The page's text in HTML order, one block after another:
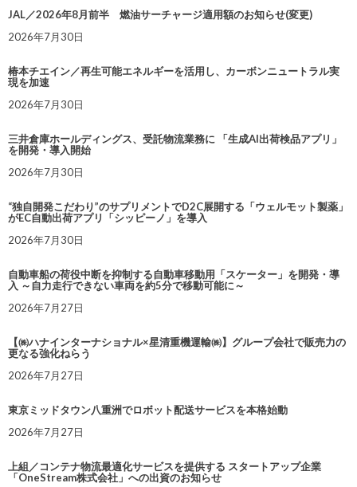
JAL／2026年8月前半 燃油サーチャージ適用額のお知らせ(変更)
2026年7月30日
椿本チエイン／再生可能エネルギーを活用し、カーボンニュートラル実
現を加速
2026年7月30日
三井倉庫ホールディングス、受託物流業務に 「生成AI出荷検品アプリ」
を開発・導入開始
2026年7月30日
“独自開発こだわり”のサプリメントでD2C展開する「ウェルモット製薬」
がEC自動出荷アプリ「シッピーノ」を導入
2026年7月30日
自動車船の荷役中断を抑制する自動車移動用「スケーター」を開発・導
入 ～自力走行できない車両を約5分で移動可能に～
2026年7月27日
【㈱ハナインターナショナル×星清重機運輸㈱】グループ会社で販売力の
更なる強化ねらう
2026年7月27日
東京ミッドタウン八重洲でロボット配送サービスを本格始動
2026年7月27日
上組／コンテナ物流最適化サービスを提供する スタートアップ企業
「OneStream株式会社」への出資のお知らせ